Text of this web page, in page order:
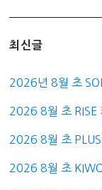
최신글
2026년 8월 초
2026 8월 초 RISE
2026 8월 초
2026 8월 초